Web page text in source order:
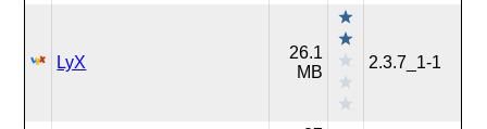
LyX
26.1
MB
2.3.7_1-1